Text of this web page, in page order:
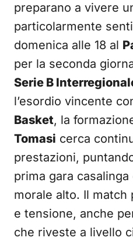
preparano a vivere
particolarmente
domenica alle 18 al
per la seconda
Serie B
l’esordio vincente
Basket, la
Tomasi cerca
prestazioni,
prima gara casalinga
morale alto. Il
e tensione, anche
che riveste a livello